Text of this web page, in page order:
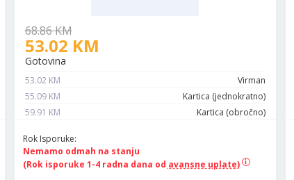
68.86 KM
53.02 KM
Gotovina
53.02 KM
Virman
55.09 KM
Kartica (jednokratno)
59.91 KM
Kartica (obročno)
Rok Isporuke:
Nemamo odmah na stanju
(Rok isporuke 1-4 radna dana od avansne uplate)